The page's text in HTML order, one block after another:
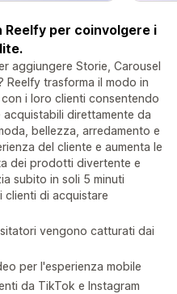
per coinvolgere i
aggiungere Storie, Carousel
trasforma il modo in
i loro clienti consentendo
direttamente da
bellezza, arredamento e
del cliente e aumenta le
dei prodotti divertente e
subito in soli 5 minuti
clienti di acquistare
vengono catturati dai
per l'esperienza mobile
da TikTok e Instagram